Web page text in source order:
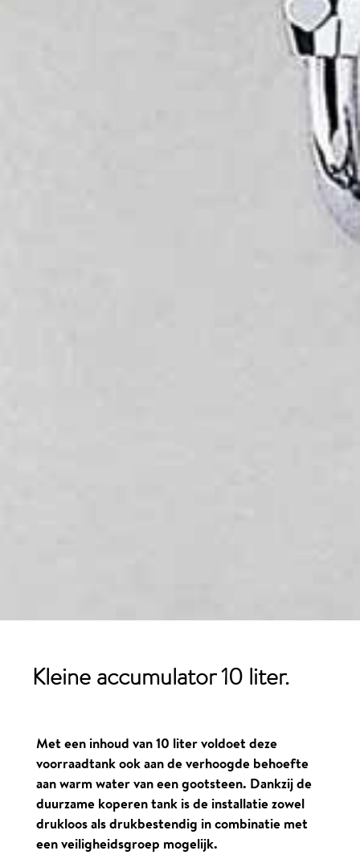
Kleine accumulator10 liter.
Met een inhoud van 10 liter voldoet deze
voorraadtank ook aan de verhoogde behoefte
aan warm water van een gootsteen. Dankzij de
duurzame koperen tank is de installatie zowel
drukloos als drukbestendig in combinatie met
een veiligheidsgroep mogelijk.